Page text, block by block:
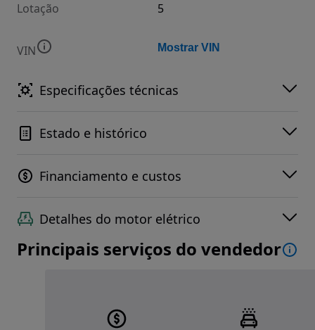
Lotação 5
VIN Mostrar VIN
Especificações técnicas
Estado e histórico
Financiamento e custos
Detalhes do motor elétrico
Principais serviços do vendedor